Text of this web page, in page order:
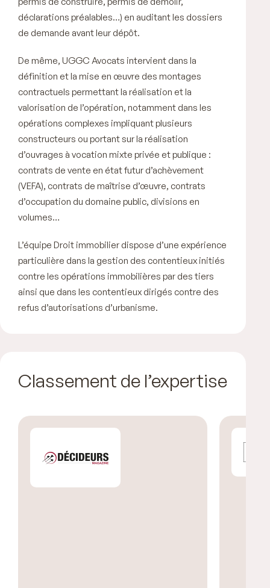
déclarations préalables…) en auditant les dossiers
de demande avant leur dépôt.
De même, UGGC Avocats intervient dans la
définition et la mise en œuvre des montages
contractuels permettant la réalisation et la
valorisation de l’opération, notamment dans les
opérations complexes impliquant plusieurs
constructeurs ou portant sur la réalisation
d’ouvrages à vocation mixte privée et publique :
contrats de vente en état futur d’achèvement
(VEFA), contrats de maîtrise d’œuvre, contrats
d’occupation du domaine public, divisions en
volumes…
L’équipe Droit immobilier dispose d’une expérience
particulière dans la gestion des contentieux initiés
contre les opérations immobilières par des tiers
ainsi que dans les contentieux dirigés contre des
refus d’autorisations d’urbanisme.
Classement de l’expertise